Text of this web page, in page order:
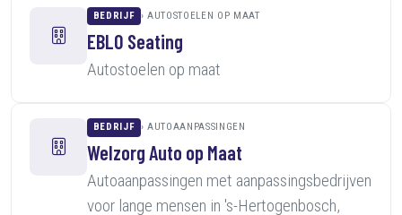
BEDRIJF AUTOSTOELEN OP MAAT
EBLO Seating
Autostoelen op maat
BEDRIJF AUTOAANPASSINGEN
Welzorg Auto op Maat
Autoaanpassingen met aanpassingsbedrijven
voor lange mensen in 's-Hertogenbosch,